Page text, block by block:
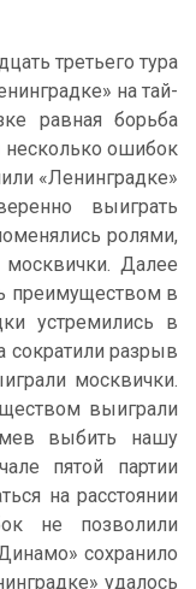
третьего тура
на тай-
равная борьба
несколько ошибок
«Ленинградке»
выиграть
ролями,
Далее
преимуществом в
устремились в
сократили разрыв
москвички.
выиграли
выбить нашу
пятой партии
на расстоянии
не позволили
сохранило
удалось